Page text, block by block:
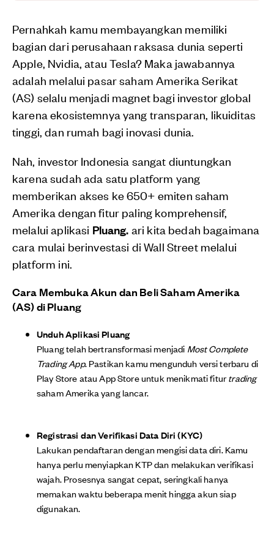
Pernahkah kamu membayangkan memiliki
bagian dari perusahaan raksasa dunia seperti
Apple, Nvidia, atau Tesla? Maka jawabannya
adalah melalui pasar saham Amerika Serikat
(AS) selalu menjadi magnet bagi investor global
karena ekosistemnya yang transparan, likuiditas
tinggi, dan rumah bagi inovasi dunia.
Nah, investor Indonesia sangat diuntungkan
karena sudah ada satu platform yang
memberikan akses ke 650+ emiten saham
Amerika dengan fitur paling komprehensif,
melalui aplikasi Pluang. ari kita bedah bagaimana
cara mulai berinvestasi di Wall Street melalui
platform ini.
Cara Membuka Akun dan Beli Saham Amerika
(AS) di Pluang
Unduh Aplikasi Pluang
Pluang telah bertransformasi menjadi Most Complete
Trading App. Pastikan kamu mengunduh versi terbaru di
Play Store atau App Store untuk menikmati fiturtrading
saham Amerika yang lancar.
Registrasi dan Verifikasi Data Diri (KYC)
Lakukan pendaftaran dengan mengisi data diri. Kamu
hanya perlu menyiapkan KTP dan melakukan verifikasi
wajah. Prosesnya sangat cepat, seringkali hanya
memakan waktu beberapa menit hingga akun siap
digunakan.